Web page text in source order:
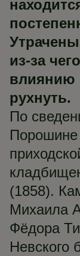
из-за
влиянию
рухнуть.
По
(1858).
Михаила
Фёдора
Невского